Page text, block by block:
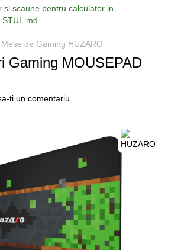
Mese de Gaming HUZARO
Gaming MOUSEPAD
ți un comentariu